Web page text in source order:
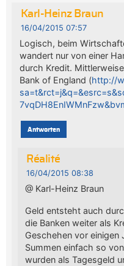
Karl-Heinz Braun
16/04/2015 07:57
Logisch, beim
wandert nur von einer
durch Kredit.
Bank of England (http://
Antworten
Réalité
16/04/2015 08:38
@ Karl-Heinz Braun
Geld entsteht auch
die Banken weiter als
Geschehen vor einigen
Summen einfach so
wurden als Tagesgeld